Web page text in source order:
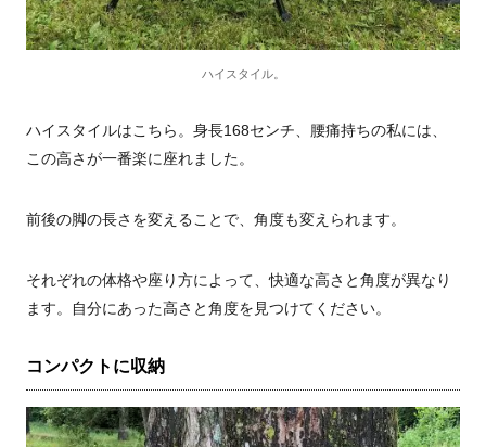
ハイスタイル。
ハイスタイルはこちら。身長168センチ、腰痛持ちの私には、
この高さが一番楽に座れました。
前後の脚の長さを変えることで、角度も変えられます。
それぞれの体格や座り方によって、快適な高さと角度が異なり
ます。自分にあった高さと角度を見つけてください。
コンパクトに収納